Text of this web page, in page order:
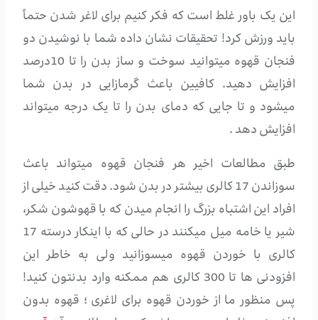
این یک باور غلط است که فکر کنیم برای لاغر شدن حتماً
باید ورزش کرد! تحقیقات نشان داده شما با نوشیدن دو
فنجان قهوه میتوانید سوخت و ساز بدن را تا 10درصد
افزایش دهید. کافیین باعث گرمازایی در بدن شما
میشود و تا جایی که دمای بدن را تا یک درجه میتواند
افزایش دهد .
طبق مطالعات اخیر هر فنجان قهوه میتواند باعث
سوزاندن 17 کالری بیشتر در بدن شود. دقت کنید خیلی از
افراد این اشتباه بزرگ را انجام میدن که با قهوشون شکر،
شیر یا خامه میل میکنند در حالی که با اینکار درسته 17
کالری با خوردن قهوه میسوزانید ولی به خاطر این
افزودنی ها تا 300 کالری هم ممکنه وارد بدنتون کنید!
پس منظور ما از خوردن قهوه برای لاغری ؛ قهوه بدون